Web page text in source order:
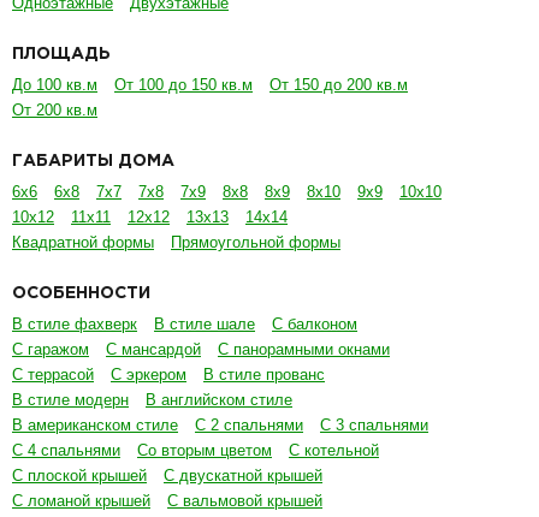
ПЛОЩАДЬ
До 100 кв.м От 100 до 150 кв.м
От 150 до 200 кв.м
От 200 кв.м
ГАБАРИТЫ ДОМА
6х6 6х8 7х7 7х8 7х9 8х8 8х9 8х10 9х9
10х10
10х12
11х11 12х12 13х13
14х14
Квадратной формы
Прямоугольной формы
ОСОБЕННОСТИ
В стиле фахверк В стиле шале
С балконом
С гаражом
С мансардой
С панорамными окнами
С террасой
С эркером
В стиле прованс
В стиле модерн
В английском стиле
В американском стиле
С 2 спальнями
С 3 спальнями
С 4 спальнями
Со вторым цветом
С котельной
С плоской крышей
С двускатной крышей
С ломаной крышей
С вальмовой крышей